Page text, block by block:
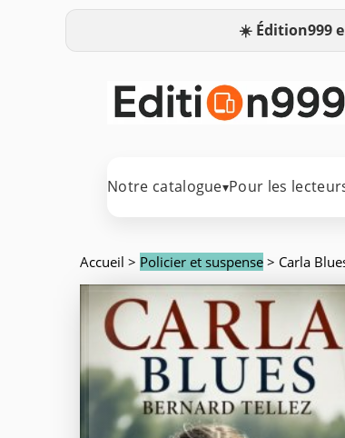
☀️ Édition999
Notre catalogue▾Pour les
Accueil > Policier et suspense > Carla